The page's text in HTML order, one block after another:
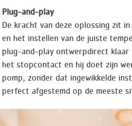
Plug-and-play
De kracht van deze oplossing zit
en het instellen van de juiste
plug-and-play ontwerpdirect klaar
het stopcontact en hij doet zijn
pomp, zonder dat ingewikkelde
perfect afgestemd op de meeste